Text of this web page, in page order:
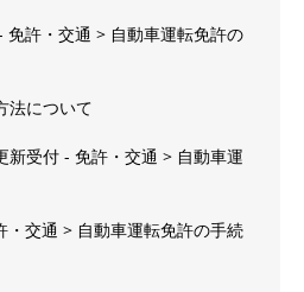
免許・交通 > 自動車運転免許の
法について
新受付 - 免許・交通 > 自動車運
・交通 > 自動車運転免許の手続